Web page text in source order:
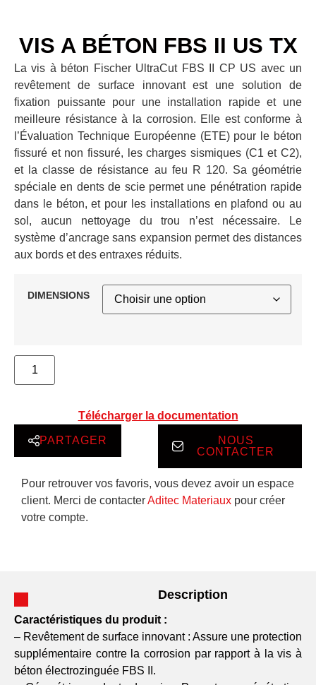
VIS A BÉTON FBS II US TX
La vis à béton Fischer UltraCut FBS II CP US avec un
revêtement de surface innovant est une solution de
fixation puissante pour une installation rapide et une
meilleure résistance à la corrosion. Elle est conforme à
l’Évaluation Technique Européenne (ETE) pour le béton
fissuré et non fissuré, les charges sismiques (C1 et C2),
et la classe de résistance au feu R 120. Sa géométrie
spéciale en dents de scie permet une pénétration rapide
dans le béton, et pour les installations en plafond ou au
sol, aucun nettoyage du trou n’est nécessaire. Le
système d’ancrage sans expansion permet des distances
aux bords et des entraxes réduits.
DIMENSIONS
Télécharger la documentation
PARTAGER
NOUS
CONTACTER
Pour retrouver vos favoris, vous devez avoir un espace
client. Merci de contacterAditec Materiaux pour créer
votre compte.
Description
Caractéristiques du produit :
– Revêtement de surface innovant : Assure une protection
supplémentaire contre la corrosion par rapport à la vis à
béton électrozinguée FBS II.